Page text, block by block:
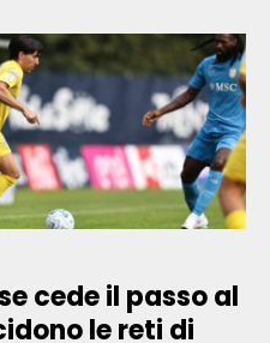
cede il passo al
le reti di